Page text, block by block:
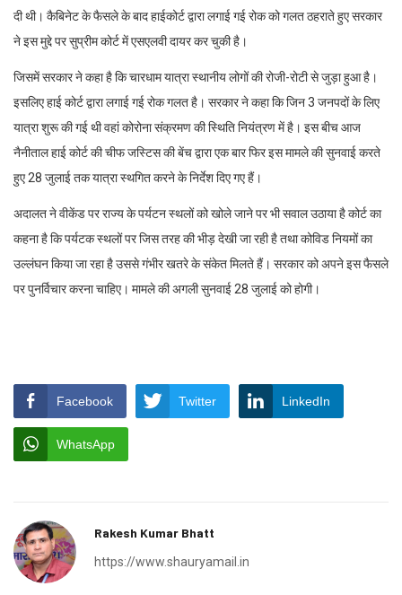
दी थी। कैबिनेट के फैसले के बाद हाईकोर्ट द्वारा लगाई गई रोक को गलत ठहराते हुए सरकार
ने इस मुद्दे पर सुप्रीम कोर्ट में एसएलवी दायर कर चुकी है।
जिसमें सरकार ने कहा है कि चारधाम यात्रा स्थानीय लोगों की रोजी-रोटी से जुड़ा हुआ है।
इसलिए हाई कोर्ट द्वारा लगाई गई रोक गलत है। सरकार ने कहा कि जिन 3 जनपदों के लिए
यात्रा शुरू की गई थी वहां कोरोना संक्रमण की स्थिति नियंत्रण में है। इस बीच आज
नैनीताल हाई कोर्ट की चीफ जस्टिस की बेंच द्वारा एक बार फिर इस मामले की सुनवाई करते
हुए 28 जुलाई तक यात्रा स्थगित करने के निर्देश दिए गए हैं।
अदालत ने वीकेंड पर राज्य के पर्यटन स्थलों को खोले जाने पर भी सवाल उठाया है कोर्ट का
कहना है कि पर्यटक स्थलों पर जिस तरह की भीड़ देखी जा रही है तथा कोविड नियमों का
उल्लंघन किया जा रहा है उससे गंभीर खतरे के संकेत मिलते हैं। सरकार को अपने इस फैसले
पर पुनर्विचार करना चाहिए। मामले की अगली सुनवाई 28 जुलाई को होगी।
Facebook Twitter LinkedIn
WhatsApp
Rakesh Kumar Bhatt
https://www.shauryamail.in